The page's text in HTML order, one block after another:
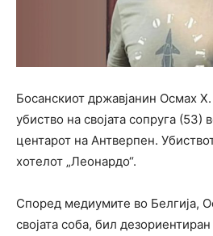
Босанскиот државјанин Осмах
убиство на својата сопруга (53)
центарот на Антверпен.
хотелот „Леонардо“.
Според медиумите во Белгија,
својата соба, бил